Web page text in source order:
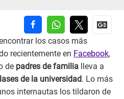
los casos más
recientemente en Facebook,
de padres de familia lleva a
de la universidad. Lo más
internautas los tildaron de